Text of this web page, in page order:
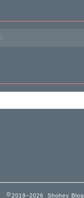
2019–2026 Shohey Blog